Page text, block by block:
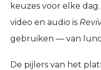
keuzes voor elke
video en audio is
gebruiken — van
De pijlers van het